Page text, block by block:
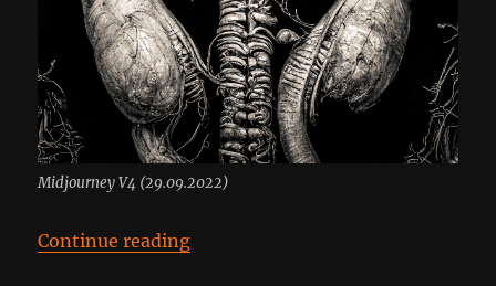
Midjourney V4 (29.09.2022)
Continue reading“AI Image Generation”